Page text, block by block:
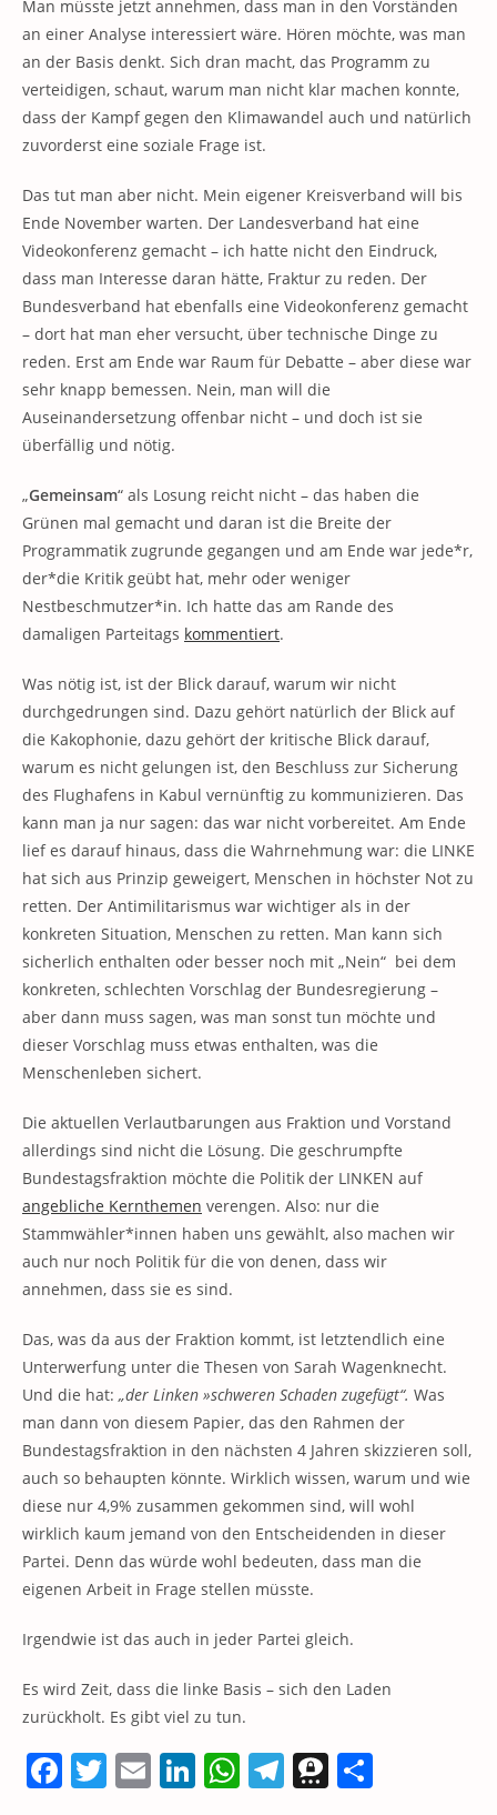
Man müsste jetzt annehmen, dass man in den Vorständen
an einer Analyse interessiert wäre. Hören möchte, was man
an der Basis denkt. Sich dran macht, das Programm zu
verteidigen, schaut, warum man nicht klar machen konnte,
dass der Kampf gegen den Klimawandel auch und natürlich
zuvorderst eine soziale Frage ist.
Das tut man aber nicht. Mein eigener Kreisverband will bis
Ende November warten. Der Landesverband hat eine
Videokonferenz gemacht – ich hatte nicht den Eindruck,
dass man Interesse daran hätte, Fraktur zu reden. Der
Bundesverband hat ebenfalls eine Videokonferenz gemacht
– dort hat man eher versucht, über technische Dinge zu
reden. Erst am Ende war Raum für Debatte – aber diese war
sehr knapp bemessen. Nein, man will die
Auseinandersetzung offenbar nicht – und doch ist sie
überfällig und nötig.
„Gemeinsam“ als Losung reicht nicht – das haben die
Grünen mal gemacht und daran ist die Breite der
Programmatik zugrunde gegangen und am Ende war jede*r,
der*die Kritik geübt hat, mehr oder weniger
Nestbeschmutzer*in. Ich hatte das am Rande des
damaligen Parteitags kommentiert.
Was nötig ist, ist der Blick darauf, warum wir nicht
durchgedrungen sind. Dazu gehört natürlich der Blick auf
die Kakophonie, dazu gehört der kritische Blick darauf,
warum es nicht gelungen ist, den Beschluss zur Sicherung
des Flughafens in Kabul vernünftig zu kommunizieren. Das
kann man ja nur sagen: das war nicht vorbereitet. Am Ende
lief es darauf hinaus, dass die Wahrnehmung war: die LINKE
hat sich aus Prinzip geweigert, Menschen in höchster Not zu
retten. Der Antimilitarismus war wichtiger als in der
konkreten Situation, Menschen zu retten. Man kann sich
sicherlich enthalten oder besser noch mit „Nein“ bei dem
konkreten, schlechten Vorschlag der Bundesregierung –
aber dann muss sagen, was man sonst tun möchte und
dieser Vorschlag muss etwas enthalten, was die
Menschenleben sichert.
Die aktuellen Verlautbarungen aus Fraktion und Vorstand
allerdings sind nicht die Lösung. Die geschrumpfte
Bundestagsfraktion möchte die Politik der LINKEN auf
angebliche Kernthemen verengen. Also: nur die
Stammwähler*innen haben uns gewählt, also machen wir
auch nur noch Politik für die von denen, dass wir
annehmen, dass sie es sind.
Das, was da aus der Fraktion kommt, ist letztendlich eine
Unterwerfung unter die Thesen von Sarah Wagenknecht.
Und die hat: „der Linken »schweren Schaden zugefügt“. Was
man dann von diesem Papier, das den Rahmen der
Bundestagsfraktion in den nächsten 4 Jahren skizzieren soll,
auch so behaupten könnte. Wirklich wissen, warum und wie
diese nur 4,9% zusammen gekommen sind, will wohl
wirklich kaum jemand von den Entscheidenden in dieser
Partei. Denn das würde wohl bedeuten, dass man die
eigenen Arbeit in Frage stellen müsste.
Irgendwie ist das auch in jeder Partei gleich.
Es wird Zeit, dass die linke Basis – sich den Laden
zurückholt. Es gibt viel zu tun.
F T E Li W T T